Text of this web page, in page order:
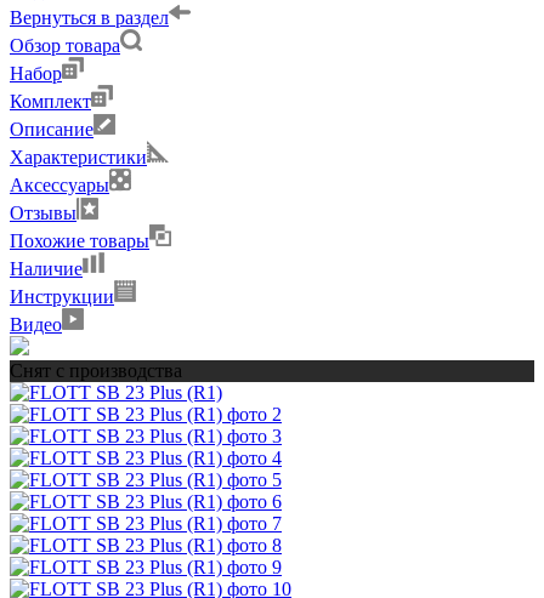
Вернуться в раздел
Обзор товара
Набор
Комплект
Описание
Характеристики
Аксессуары
Отзывы
Похожие товары
Наличие
Инструкции
Видео
Снят с производства